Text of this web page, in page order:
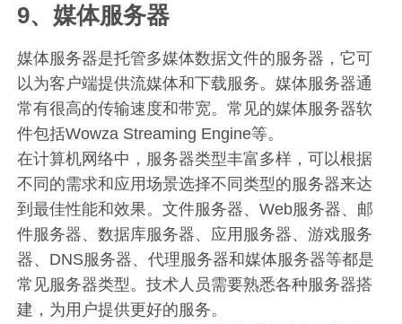
9、媒体服务器
媒体服务器是托管多媒体数据文件的服务器，它可
以为客户端提供流媒体和下载服务。媒体服务器通
常有很高的传输速度和带宽。常见的媒体服务器软
件包括Wowza Streaming Engine等。
在计算机网络中，服务器类型丰富多样，可以根据
不同的需求和应用场景选择不同类型的服务器来达
到最佳性能和效果。文件服务器、Web服务器、邮
件服务器、数据库服务器、应用服务器、游戏服务
器、DNS服务器、代理服务器和媒体服务器等都是
常见服务器类型。技术人员需要熟悉各种服务器搭
建，为用户提供更好的服务。